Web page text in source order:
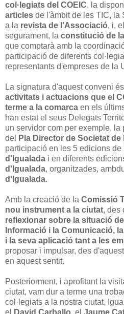
col·legiats del COEIC, la
articles de l'àmbit de les TIC, la
a la revista de l'Associació, i,
segurament, la constitució de
que comptarà amb la
participació de diferents
representants d'empreses de la
La signatura d'aquest conveni
activitats i actuacions que el
terme a la comarca en els
han estat el seus Delegats
un servidor com per exemple,
del
Pla Director de Societat
participació en les 5 edicions de
d'Igualada i en diferents
d'Igualada, organitzades,
d'Igualada.
Amb la creació de la Comissió
nou instrument a la ciutat, des
reflexionar sobre la situació
Informació i la Comunicació,
i la seva aplicació tant a les
proposar i impulsar, des
en aquest sentit.
Posteriorment, i aprofitant la
ciutat, vam dur a terme una
col·legiats a la nostra ciutat,